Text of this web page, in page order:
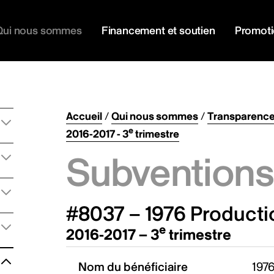
nous sommes Financement et soutien
Accueil/Qui nous sommes/
2016-2017 - 3etrimestre
#8037 – 1976
2016-2017 – 3e trimestre
Nom du bénéficiaire